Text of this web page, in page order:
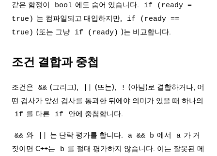
같은 함정이 bool 에도 숨어 있습니다.
if (ready =
true) 는 컴파일되고 대입하지만,
if (ready ==
true) (또는 그냥 if (ready) )는 비교합니다.
조건 결합과 중첩
조건은 && (그리고), (또는), ! (아님)로 결합하거나, 어
떤 검사가 앞선 검사를 통과한 뒤에야 의미가 있을 때 하나의
if 를 다른 if 안에 중첩합니다.
&& 와 는 단락 평가를 합니다. a && b 에서 a 가 거
짓이면 C++는
b 를 절대 평가하지 않습니다. 이는 잘못된 메